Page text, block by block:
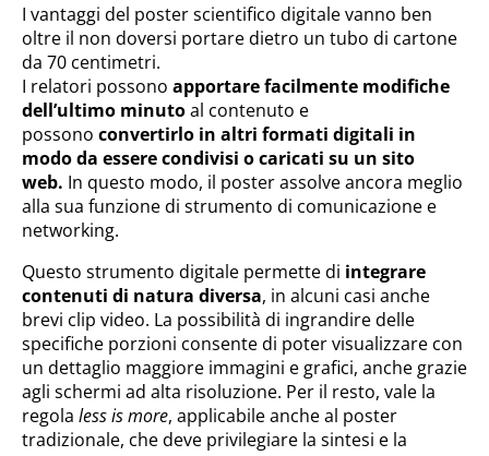
I vantaggi del poster scientifico digitale vanno ben
oltre il non doversi portare dietro un tubo di cartone
da 70 centimetri.
I relatori possono apportare facilmente modifiche
dell’ultimo minutoal contenuto e
possono convertirlo in altri formati digitali in
modo da essere condivisi o caricati su un sito
web. In questo modo, il poster assolve ancora meglio
alla sua funzione di strumento di comunicazione e
networking.
Questo strumento digitale permette di integrare
contenuti di natura diversa, in alcuni casi anche
brevi clip video. La possibilità di ingrandire delle
specifiche porzioni consente di poter visualizzare con
un dettaglio maggiore immagini e grafici, anche grazie
agli schermi ad alta risoluzione. Per il resto, vale la
regola less is more, applicabile anche al poster
tradizionale, che deve privilegiare la sintesi e la